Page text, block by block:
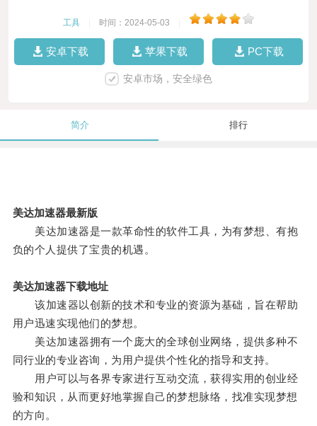
工具 时间：2024-05-03
安卓下载 苹果下载 PC下载
安卓市场，安全绿色
简介 排行
美达加速器最新版
美达加速器是一款革命性的软件工具，为有梦想、有抱
负的个人提供了宝贵的机遇。
美达加速器下载地址
该加速器以创新的技术和专业的资源为基础，旨在帮助
用户迅速实现他们的梦想。
美达加速器拥有一个庞大的全球创业网络，提供多种不
同行业的专业咨询，为用户提供个性化的指导和支持。
用户可以与各界专家进行互动交流，获得实用的创业经
验和知识，从而更好地掌握自己的梦想脉络，找准实现梦想
的方向。